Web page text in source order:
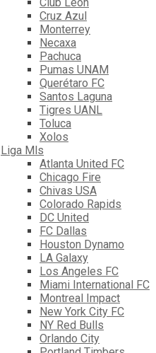
Club León
Cruz Azul
Monterrey
Necaxa
Pachuca
Pumas UNAM
Querétaro FC
Santos Laguna
Tigres UANL
Toluca
Xolos
Liga Mls
Atlanta United FC
Chicago Fire
Chivas USA
Colorado Rapids
DC United
FC Dallas
Houston Dynamo
LA Galaxy
Los Angeles FC
Miami International FC
Montreal Impact
New York City FC
NY Red Bulls
Orlando City